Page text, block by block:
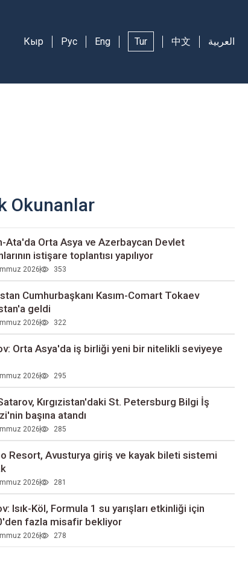
Кыр Рус Eng Tur 中文 العربية
Okunanlar
Ata'da Orta Asya ve Azerbaycan Devlet
istişare toplantısı yapılıyor
2026 353
Cumhurbaşkanı Kasım-Comart Tokaev
geldi
2026 322
Orta Asya'da iş birliği yeni bir nitelikli seviyeye
2026 295
Kırgızistan'daki St. Petersburg Bilgi İş
başına atandı
2026 285
Resort, Avusturya giriş ve kayak bileti sistemi
2026 281
Isık-Köl, Formula 1 su yarışları etkinliği için
fazla misafir bekliyor
2026 278